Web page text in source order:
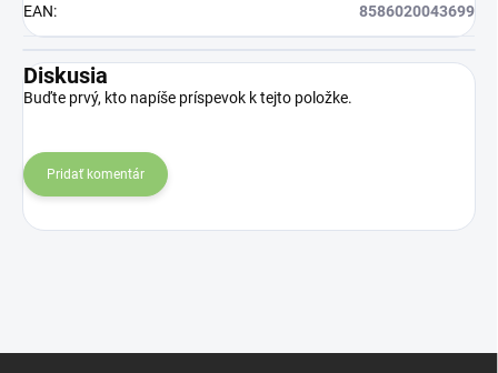
EAN: 8586020043699
Diskusia
Buďte prvý, kto napíše príspevok k tejto položke.
Pridať komentár